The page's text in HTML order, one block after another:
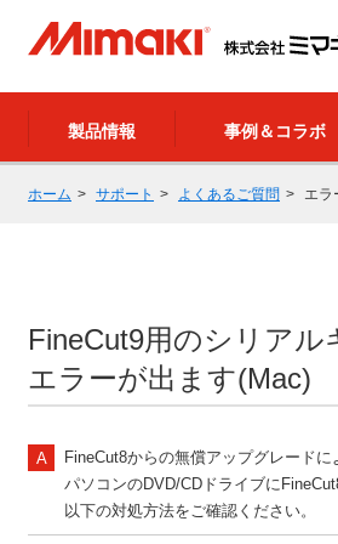
製品情報 事例＆コラボ
ホーム サポート よくあるご質問 エラ
FineCut9用のシリア
エラーが出ます(Mac)
FineCut8からの無償アップグレード
パソコンのDVD/CDドライブに
以下の対処方法をご確認ください。